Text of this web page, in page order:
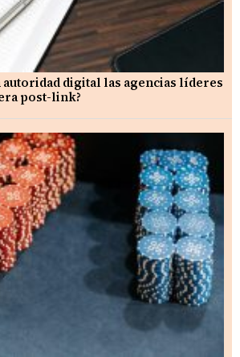
autoridad digital las agencias líderes
post-link?